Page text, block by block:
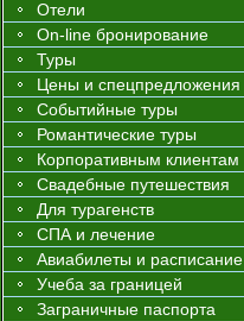
Отели
On-line бронирование
Туры
Цены и спецпредложения
Событийные туры
Романтические туры
Корпоративным клиентам
Свадебные путешествия
Для турагенств
СПА и лечение
Авиабилеты и расписание
Учеба за границей
Заграничные паспорта